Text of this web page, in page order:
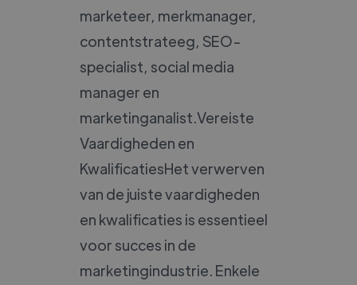
marketeer, merkmanager,
contentstrateeg, SEO-
specialist, social media
manager en
marketinganalist.Vereiste
Vaardigheden en
KwalificatiesHet verwerven
van de juiste vaardigheden
en kwalificaties is essentieel
voor succes in de
marketingindustrie. Enkele